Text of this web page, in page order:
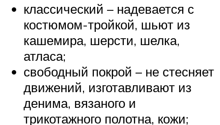
классический – надевается с
костюмом-тройкой, шьют из
кашемира, шерсти, шелка,
атласа;
свободный покрой – не стесняет
движений, изготавливают из
денима, вязаного и
трикотажного полотна, кожи;